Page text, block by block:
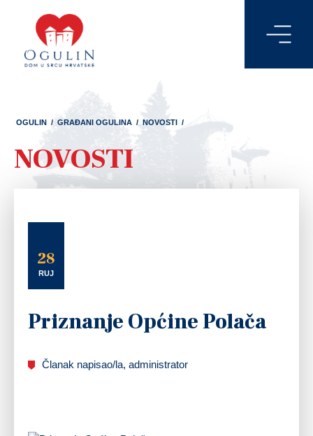
OGULIN / GRAĐANI OGULINA / NOVOSTI /
NOVOSTI
28
RUJ
Priznanje Općine Polača
Članak napisao/la, administrator